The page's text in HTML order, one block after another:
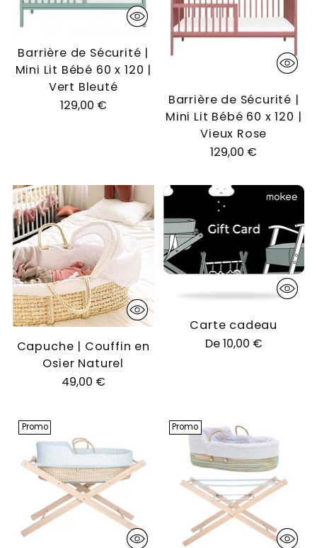
Barrière de Sécurité |
Mini Lit Bébé 60 x 120 |
Vert Bleuté
129,00 €
Barrière de Sécurité |
Mini Lit Bébé 60 x 120 |
Vieux Rose
129,00 €
Capuche | Couffin en
Osier Naturel
49,00 €
Carte cadeau
De 10,00 €
Promo Promo